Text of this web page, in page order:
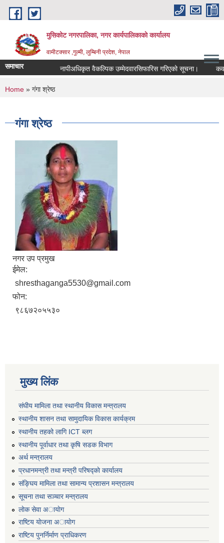
Skip to main content
मुसिकोट नगरपालिका, नगर कार्यपालिकाकाे कार्यालय
वामीटक्सार ,गुल्मी, लुम्बिनी प्रदेश, नेपाल
समाचार नापीअधिकृत वैकल्पिक उम्मेदवारसिफारिस गरिएको सूचना। कवाडी
You are here
Home » गंगा श्रेष्ठ
गंगा श्रेष्ठ
नगर उप प्रमुख
ईमेल:
shresthaganga5530@gmail.com
फोन:
९८६७२०५५३०
मुख्य लिंक
संघीय मामिला तथा स्थानीय विकास मन्त्रालय
स्थानीय शासन तथा सामुदायिक विकास कार्यक्रम
स्थानीय तहको लागि ICT ब्लग
स्थानीय पूर्वाधार तथा कृषि सडक विभाग
अर्थ मन्त्रालय
प्रधानमन्त्री तथा मन्त्री परिषद्काे कार्यालय
संङ्घिय मामिला तथा सामान्य प्रशासन मन्त्रालय
सूचना तथा सञ्चार मन्त्रालय
लाेक सेवा अायाेग
राष्टिय याेजना अायाेग
राष्टिय पुनर्निर्माण प्राधिकरण